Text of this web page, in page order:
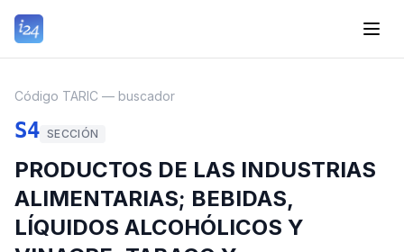
Código TARIC — buscador
S4 SECCIÓN
PRODUCTOS DE LAS INDUSTRIAS
ALIMENTARIAS; BEBIDAS,
LÍQUIDOS ALCOHÓLICOS Y